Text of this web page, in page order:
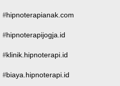
#hipnoterapianak.com
#hipnoterapijogja.id
#klinik.hipnoterapi.id
#biaya.hipnoterapi.id